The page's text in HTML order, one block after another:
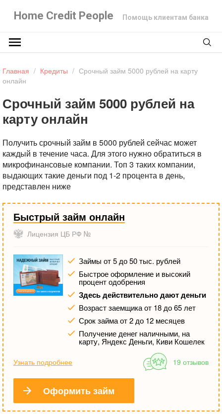
Home Credit People Помощь клиентам банка
Главная / Кредиты / Срочный займ 5000 рублей на карту
онлайн
Срочный займ 5000 рублей на
карту онлайн
Получить срочный займ в 5000 рублей сейчас может
каждый в течение часа. Для этого нужно обратиться в
микрофинансовые компании. Топ 3 таких компании,
выдающих такие деньги под 1-2 процента в день,
представлен ниже
Быстрый займ онлайн
Лицензия ЦБ РФ №
Займы от 5 до 50 тыс. рублей
Быстрое оформление и высокий
процент одобрения
Здесь действительно дают деньги
Возраст заемщика от 18 до 65 лет
Срок займа от 2 до 12 месяцев
Получение денег наличными, на
карту, Яндекс Деньги, Киви Кошелек
Узнать подробнее 19 отзывов
Оформить займ